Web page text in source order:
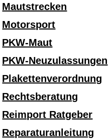
Mautstrecken
Motorsport
PKW-Maut
PKW-Neuzulassungen
Plakettenverordnung
Rechtsberatung
Reimport Ratgeber
Reparaturanleitung